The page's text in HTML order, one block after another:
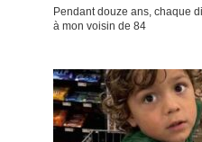
Pendant douze ans, chaque
à mon voisin de 84